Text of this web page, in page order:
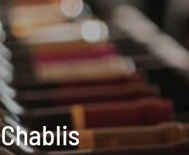
Chablis